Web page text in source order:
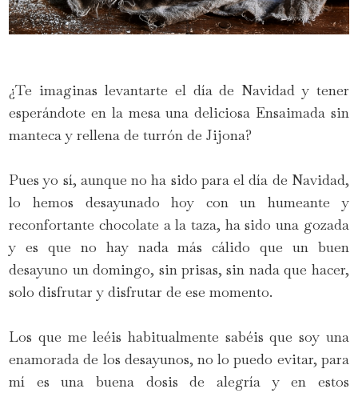
¿Te imaginas levantarte el día de Navidad y tener
esperándote en la mesa una deliciosa Ensaimada sin
manteca y rellena de turrón de Jijona?
Pues yo sí, aunque no ha sido para el día de Navidad,
lo hemos desayunado hoy con un humeante y
reconfortante chocolate a la taza, ha sido una gozada
y es que no hay nada más cálido que un buen
desayuno un domingo, sin prisas, sin nada que hacer,
solo disfrutar y disfrutar de ese momento.
Los que me leéis habitualmente sabéis que soy una
enamorada de los desayunos, no lo puedo evitar, para
mí es una buena dosis de alegría y en estos